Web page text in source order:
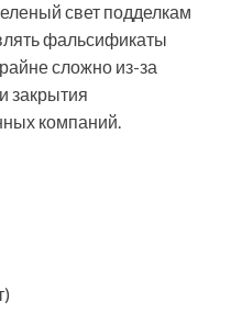
свет подделкам
фальсификаты
сложно из-за
закрытия
компаний.